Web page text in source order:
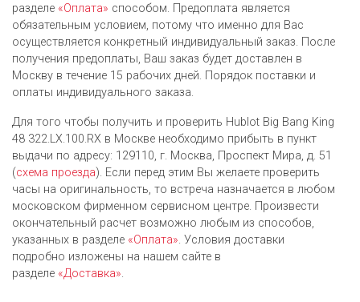
разделе «Оплата» способом. Предоплата является
обязательным условием, потому что именно для Вас
осуществляется конкретный индивидуальный заказ. После
получения предоплаты, Ваш заказ будет доставлен в
Москву в течение 15 рабочих дней. Порядок поставки и
оплаты индивидуального заказа.
Для того чтобы получить и проверить Hublot Big Bang King
48 322.LX.100.RX в Москве необходимо прибыть в пункт
выдачи по адресу: 129110, г. Москва, Проспект Мира, д. 51
(схема проезда). Если перед этим Вы желаете проверить
часы на оригинальность, то встреча назначается в любом
московском фирменном сервисном центре. Произвести
окончательный расчет возможно любым из cпособов,
указанных в разделе «Оплата». Условия доставки
подробно изложены на нашем сайте в
разделе «Доставка».